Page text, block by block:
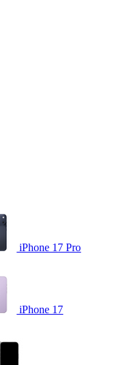
iPhone 17 Pro
iPhone 17